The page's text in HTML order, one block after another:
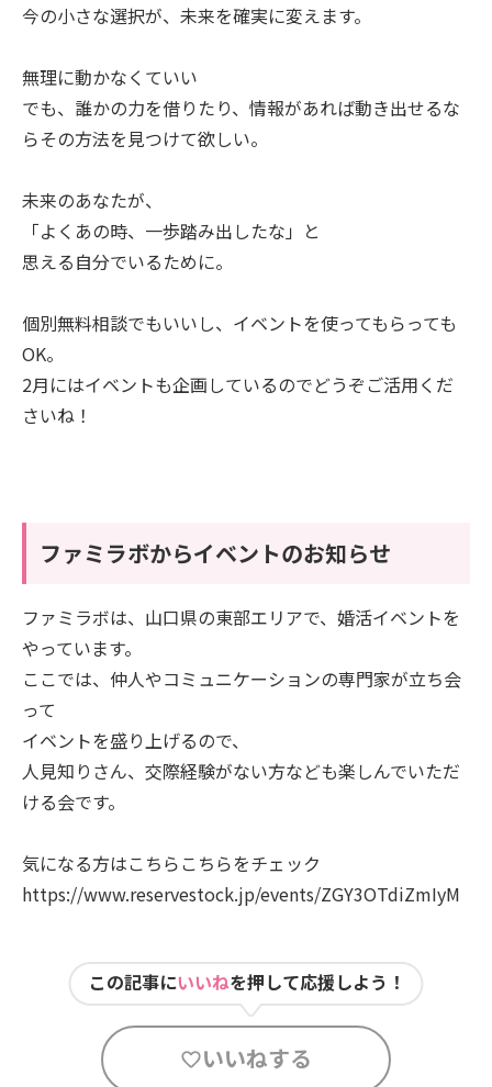
今の小さな選択が、未来を確実に変えます。
無理に動かなくていい
でも、誰かの力を借りたり、情報があれば動き出せるな
らその方法を見つけて欲しい。
未来のあなたが、
「よくあの時、一歩踏み出したな」と
思える自分でいるために。
個別無料相談でもいいし、イベントを使ってもらっても
OK。
2月にはイベントも企画しているのでどうぞご活用くだ
さいね！
ファミラボからイベントのお知らせ
ファミラボは、山口県の東部エリアで、婚活イベントを
やっています。
ここでは、仲人やコミュニケーションの専門家が立ち会
って
イベントを盛り上げるので、
人見知りさん、交際経験がない方なども楽しんでいただ
ける会です。
気になる方はこちらこちらをチェック
https://www.reservestock.jp/events/ZGY3OTdiZmIyM
この記事にいいねを押して応援しよう！
いいねする